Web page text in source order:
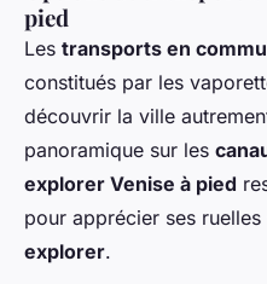
pied
Les transports en
constitués par les
découvrir la ville
panoramique sur les
explorer Venise à pied
pour apprécier ses ruelles
explorer.